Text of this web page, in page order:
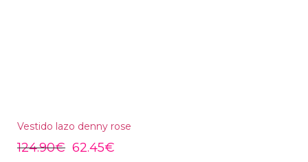
Vestido lazo denny rose
124.90€ 62.45€